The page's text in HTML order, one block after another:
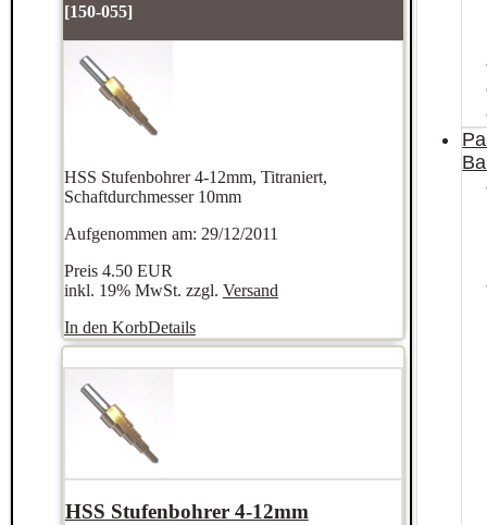
[150-055]
HSS Stufenbohrer 4-12mm, Titraniert,
Schaftdurchmesser 10mm
Aufgenommen am: 29/12/2011
Preis 4.50 EUR
inkl. 19% MwSt. zzgl. Versand
In den KorbDetails
HSS Stufenbohrer 4-12mm